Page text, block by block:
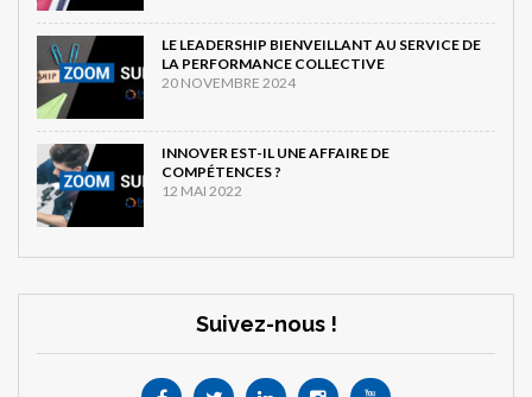
LE LEADERSHIP BIENVEILLANT AU SERVICE DE
LA PERFORMANCE COLLECTIVE
20 NOVEMBRE 2024
INNOVER EST-IL UNE AFFAIRE DE
COMPÉTENCES ?
12 MAI 2022
Suivez-nous !